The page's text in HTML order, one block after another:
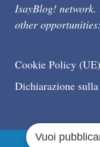
IsayBlog! network.
other opportunities:
Cookie Policy (UE)
Dichiarazione
Vuoi